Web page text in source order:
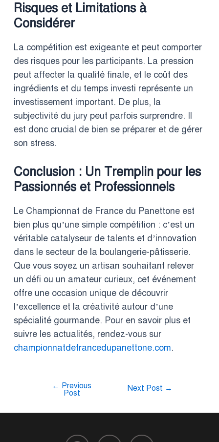
Risques et Limitations à
Considérer
La compétition est exigeante et peut comporter
des risques pour les participants. La pression
peut affecter la qualité finale, et le coût des
ingrédients et du temps investi représente un
investissement important. De plus, la
subjectivité du jury peut parfois surprendre. Il
est donc crucial de bien se préparer et de gérer
son stress.
Conclusion : Un Tremplin pour les
Passionnés et Professionnels
Le Championnat de France du Panettone est
bien plus qu’une simple compétition : c’est un
véritable catalyseur de talents et d’innovation
dans le secteur de la boulangerie-pâtisserie.
Que vous soyez un artisan souhaitant relever
un défi ou un amateur curieux, cet événement
offre une occasion unique de découvrir
l’excellence et la créativité autour d’une
spécialité gourmande. Pour en savoir plus et
suivre les actualités, rendez-vous sur
championnatdefrancedupanettone.com.
← Previous
Post
Next Post →